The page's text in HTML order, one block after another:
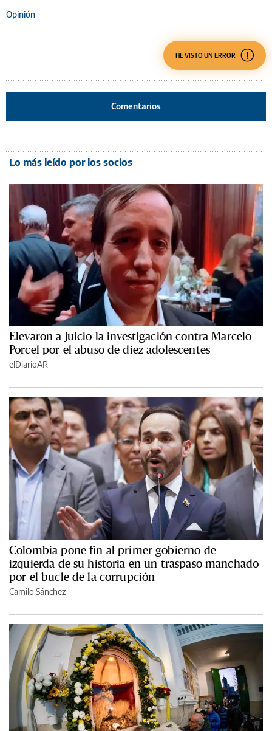
Opinión
HE VISTO UN ERROR
Comentarios
Lo más leído por los socios
Elevaron a juicio la investigación contra Marcelo
Porcel por el abuso de diez adolescentes
elDiarioAR
Colombia pone fin al primer gobierno de
izquierda de su historia en un traspaso manchado
por el bucle de la corrupción
Camilo Sánchez